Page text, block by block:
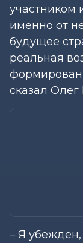
участником
именно от
будущее
реальная
сказал Олег
– Я убежден,